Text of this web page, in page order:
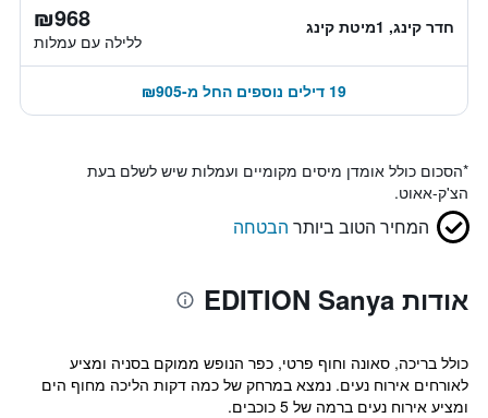
חדר קינג, 1מיטת קינג ₪968
ללילה עם עמלות
19 דילים נוספים החל מ-₪905
*הסכום כולל אומדן מיסים מקומיים ועמלות שיש לשלם בעת
הצ'ק-אאוט.
המחיר הטוב ביותר הבטחה
אודות EDITION Sanya
כולל בריכה, סאונה וחוף פרטי, כפר הנופש ממוקם בסניה ומציע
לאורחים אירוח נעים. נמצא במרחק של כמה דקות הליכה מחוף הים
ומציע אירוח נעים ברמה של 5 כוכבים.